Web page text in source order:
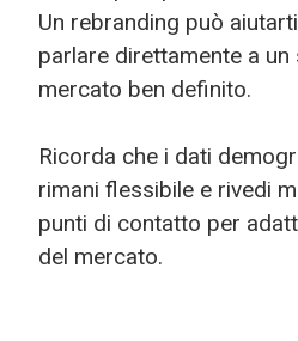
Un rebranding può
parlare direttamente a un
mercato ben definito.
Ricorda che i dati
rimani flessibile e rivedi
punti di contatto per
del mercato.